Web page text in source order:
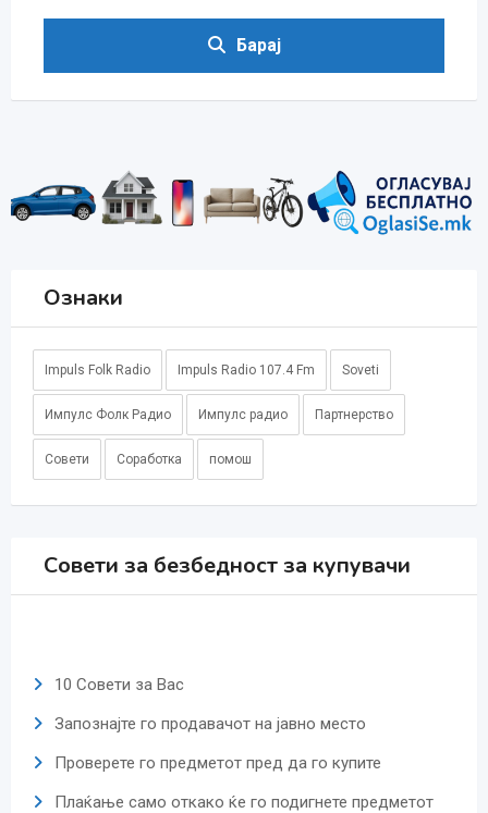
Барај
Ознаки
Impuls Folk Radio Impuls Radio 107.4 Fm Soveti
Импулс Фолк Радио Импулс радио Партнерство
Совети Соработка помош
Совети за безбедност за купувачи
10 Совети за Вас
Запознајте го продавачот на јавно место
Проверете го предметот пред да го купите
Плаќање само откако ќе го подигнете предметот